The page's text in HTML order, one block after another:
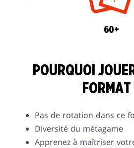
60+
POURQUOI
FORMAT
Pas de rotation dans ce
Diversité du métagame
Apprenez à maîtriser